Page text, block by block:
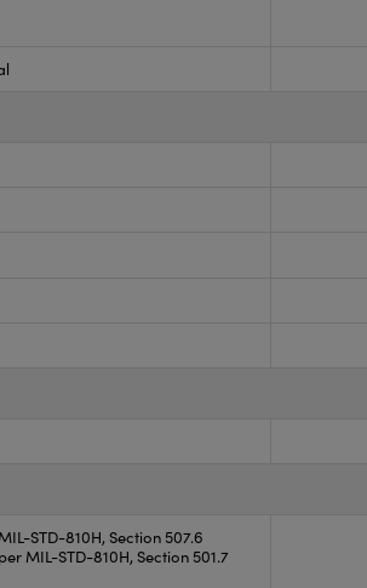
STD-810H, Section 507.6
MIL-STD-810H, Section 501.7